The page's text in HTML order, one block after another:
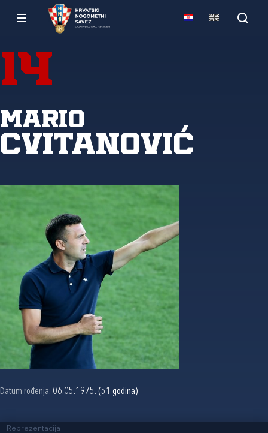
14
Mario
Cvitanović
Datum rođenja: 06.05.1975. (51 godina)
Reprezentacija